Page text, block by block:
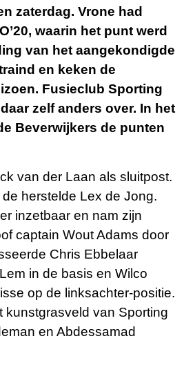
zaterdag. Vrone had
waarin het punt werd
van het aangekondigde
en keken de
Fusieclub Sporting
zelf anders over. In het
Beverwijkers de punten
van der Laan als sluitpost.
herstelde Lex de Jong.
inzetbaar en nam zijn
captain Wout Adams door
Chris Ebbelaar
in de basis en Wilco
op de linksachter-positie.
kunstgrasveld van Sporting
en Abdessamad